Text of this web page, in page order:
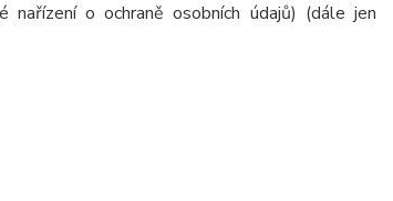
o ochraně osobních údajů) (dále jen